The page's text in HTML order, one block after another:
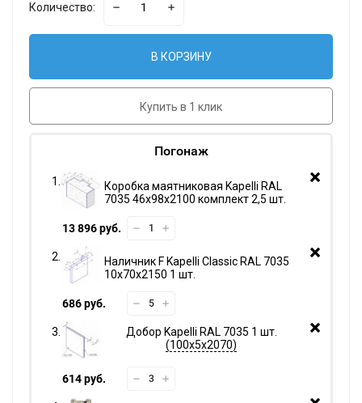
Количество:
В КОРЗИНУ
Купить в 1 клик
Погонаж
Коробка маятниковая Kapelli RAL
7035 46х98х2100 комплект 2,5 шт.
13 896 руб.
Наличник F Kapelli Classic RAL 7035
10х70х2150 1 шт.
686 руб.
Добор Kapelli RAL 7035 1 шт.
100х5х2070
614 руб.